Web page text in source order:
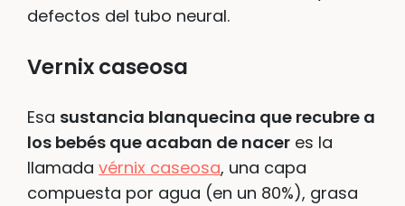
defectos del tubo neural.
Vernix caseosa
Esa sustancia blanquecina que recubre a
los bebés que acaban de nacer es la
llamada vérnix caseosa, una capa
compuesta por agua (en un 80%), grasa